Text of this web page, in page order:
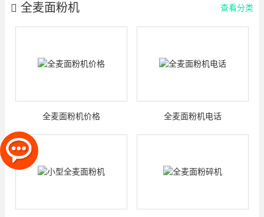
全麦面粉机 查看分类
全麦面粉机价格 全麦面粉机电话